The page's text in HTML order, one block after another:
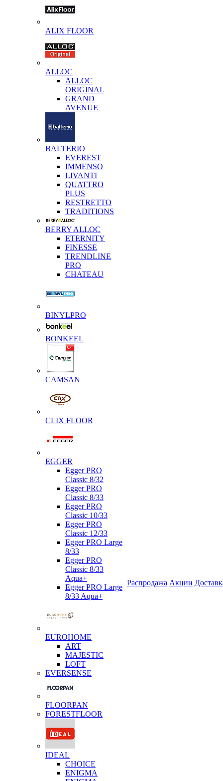
ALIX FLOOR
ALLOC
ALLOC
ORIGINAL
GRAND
AVENUE
BALTERIO
EVEREST
IMMENSO
LIVANTI
QUATTRO
PLUS
RESTRETTO
TRADITIONS
BERRY ALLOC
ETERNITY
FINESSE
TRENDLINE
PRO
CHATEAU
BINYLPRO
BONKEEL
CAMSAN
CLIX FLOOR
EGGER
Egger PRO
Classic 8/32
Egger PRO
Classic 8/33
Egger PRO
Classic 10/33
Egger PRO
Classic 12/33
Egger PRO Large
8/33
Egger PRO
Classic 8/33
Aqua+
Egger PRO Large
8/33 Aqua+
EUROHOME
ART
MAJESTIC
LOFT
EVERSENSE
FLOORPAN
FORESTFLOOR
IDEAL
CHOICE
ENIGMA
Распродажа Акции